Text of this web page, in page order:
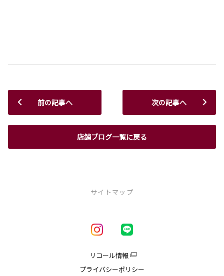
前の記事へ
店舗ブログ一覧に戻る
次の記事へ
サイトマップ
リコール情報
プライバシーポリシー